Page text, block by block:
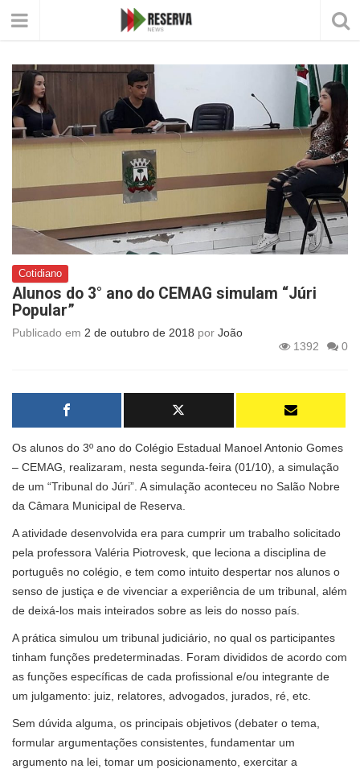
Cotidiano
Alunos do 3° ano do CEMAG simulam “Júri
Popular”
Publicado em 2 de outubro de 2018 por João
1392
0
Os alunos do 3º ano do Colégio Estadual Manoel Antonio Gomes
– CEMAG, realizaram, nesta segunda-feira (01/10), a simulação
de um “Tribunal do Júri”. A simulação aconteceu no Salão Nobre
da Câmara Municipal de Reserva.
A atividade desenvolvida era para cumprir um trabalho solicitado
pela professora Valéria Piotrovesk, que leciona a disciplina de
português no colégio, e tem como intuito despertar nos alunos o
senso de justiça e de vivenciar a experiência de um tribunal, além
de deixá-los mais inteirados sobre as leis do nosso país.
A prática simulou um tribunal judiciário, no qual os participantes
tinham funções predeterminadas. Foram divididos de acordo com
as funções específicas de cada profissional e/ou integrante de
um julgamento: juiz, relatores, advogados, jurados, ré, etc.
Sem dúvida alguma, os principais objetivos (debater o tema,
formular argumentações consistentes, fundamentar um
argumento na lei, tomar um posicionamento, exercitar a